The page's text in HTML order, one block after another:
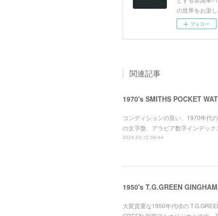
の世界をお楽
フォロー
関連記事
1970's SMITHS POCKET
コンディションの良い、1970年代
の文字盤、アラビア数字インデッ
2024.03.12 09:44
1950's T.G.GREEN
大変貴重な1950年代頃の